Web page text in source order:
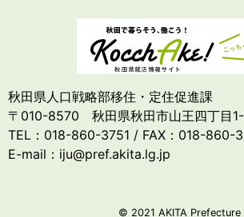
秋田県人口戦略部移住・定住促進課
〒010-8570 秋田県秋田市山王四丁目1-
TEL：018-860-3751 / FAX：018-860-
E-mail：iju@pref.akita.lg.jp
© 2021 AKITA Prefecture